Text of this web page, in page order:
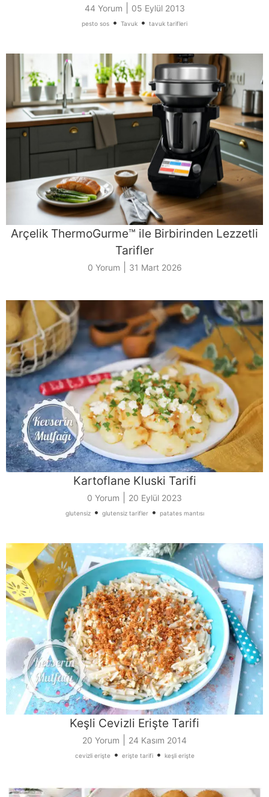
44 Yorum 05 Eylül 2013
pesto sos • Tavuk • tavuk tarifleri
Arçelik ThermoGurme™ ile Birbirinden Lezzetli
Tarifler
0 Yorum 31 Mart 2026
Kartoflane Kluski Tarifi
0 Yorum 20 Eylül 2023
glutensiz• glutensiz tarifler• patates mantısı
Keşli Cevizli Erişte Tarifi
20 Yorum 24 Kasım 2014
cevizli erişte• erişte tarifi• keşli erişte